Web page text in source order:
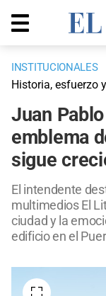
INSTITUCIONALES
Historia, esfuerzo
Juan
emblema
sigue
El intendente
multimedios El
ciudad y la
edificio en el